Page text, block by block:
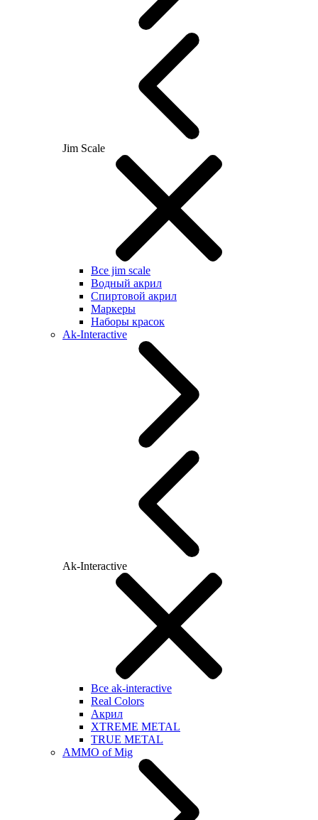
Jim Scale
Все jim scale
Водный акрил
Спиртовой акрил
Маркеры
Наборы красок
Ak-Interactive
Ak-Interactive
Все ak-interactive
Real Colors
Акрил
XTREME METAL
TRUE METAL
AMMO of Mig